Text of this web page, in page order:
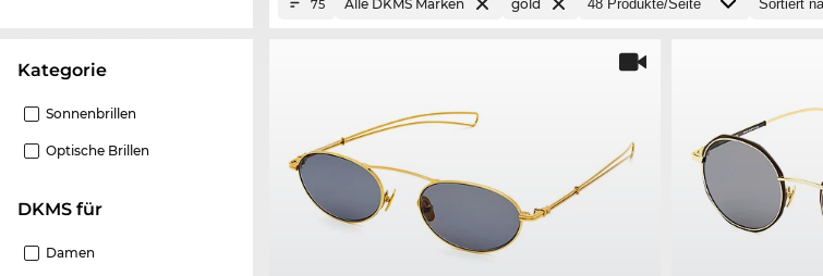
Kategorie
Sonnenbrillen
Optische Brillen
DKMS für
Damen
75 Alle DKMS Marken gold